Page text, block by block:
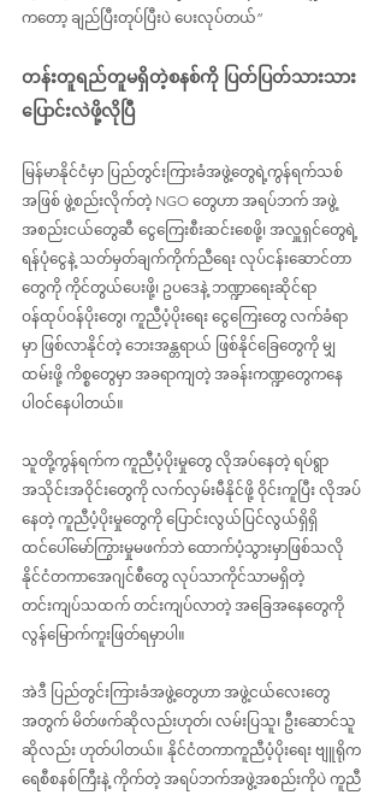
ကတော့ ချည်ပြီးတုပ်ပြီးပဲ ပေးလုပ်တယ်”
တန်းတူရည်တူမရှိတဲ့စနစ်ကို ပြတ်ပြတ်သားသား
ပြောင်းလဲဖို့လိုပြီ
မြန်မာနိုင်ငံမှာ ပြည်တွင်းကြားခံအဖွဲ့တွေရဲ့ကွန်ရက်သစ်
အဖြစ် ဖွဲ့စည်းလိုက်တဲ့ NGO တွေဟာ အရပ်ဘက် အဖွဲ့
အစည်း‌ငယ်တွေဆီ ငွေကြေးစီးဆင်းစေဖို့၊ အလှူရှင်တွေရဲ့
ရန်ပုံငွေနဲ့ သတ်မှတ်ချက်ကိုက်ညီရေး လုပ်ငန်းဆောင်တာ
တွေကို ကိုင်တွယ်ပေးဖို့၊ ဥပဒေနဲ့ ဘဏ္ဍာရေးဆိုင်ရာ
ဝန်ထုပ်ဝန်ပိုးတွေ၊ ကူညီပံ့ပိုးရေး ငွေကြေးတွေ လက်ခံရာ
မှာ ဖြစ်လာနိုင်တဲ့ ဘေးအန္တရာယ် ဖြစ်နိုင်ခြေတွေကို မျှ
ထမ်းဖို့ ကိစ္စတွေမှာ အခရာကျတဲ့ အခန်းကဏ္ဍတွေကနေ
ပါဝင်နေပါတယ်။
သူတို့ကွန်ရက်က ကူညီပံ့ပိုးမှုတွေ လိုအပ်နေတဲ့ ရပ်ရွာ
အသိုင်းအဝိုင်းတွေကို လက်လှမ်းမီနိုင်ဖို့ ဝိုင်းကူပြီး လိုအပ်
နေတဲ့ ကူညီပံ့ပိုးမှုတွေကို ပြောင်းလွယ်ပြင်လွယ်ရှိရှိ
ထင်ပေါ်မော်ကြွားမှုမဖက်ဘဲ ထောက်ပံ့သွားမှာဖြစ်သလို
နိုင်ငံတကာအေဂျင်စီတွေ လုပ်သာကိုင်သာမရှိတဲ့
တင်းကျပ်သထက် တင်းကျပ်လာတဲ့ အခြေအနေတွေကို
လွန်မြောက်ကူးဖြတ်ရမှာပါ။
အဲဒီ ပြည်တွင်းကြားခံအဖွဲ့တွေဟာ အဖွဲ့ငယ်လေးတွေ
အတွက် မိတ်ဖက်ဆိုလည်းဟုတ်၊ လမ်းပြသူ၊ ဦးဆောင်သူ
ဆိုလည်း ဟုတ်ပါတယ်။ နိုင်ငံတကာကူညီပံ့ပိုးရေး ဗျူရိုက
ရေစီစနစ်ကြီးနဲ့ ကိုက်တဲ့ အရပ်ဘက်အဖွဲ့အစည်းကိုပဲ ကူညီ